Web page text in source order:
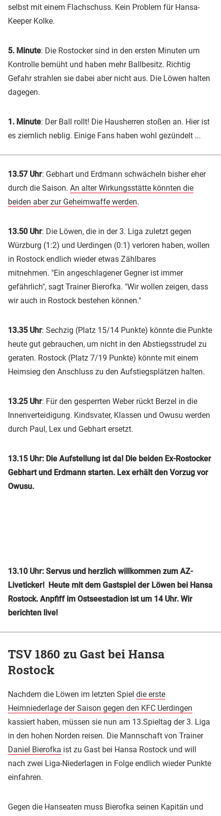
selbst mit einem Flachschuss. Kein Problem für Hansa-
Keeper Kolke.
5. Minute: Die Rostocker sind in den ersten Minuten um
Kontrolle bemüht und haben mehr Ballbesitz. Richtig
Gefahr strahlen sie dabei aber nicht aus. Die Löwen halten
dagegen.
1. Minute: Der Ball rollt! Die Hausherren stoßen an. Hier ist
es ziemlich neblig. Einige Fans haben wohl gezündelt ...
13.57 Uhr: Gebhart und Erdmann schwächeln bisher eher
durch die Saison. An alter Wirkungsstätte könnten die
beiden aber zur Geheimwaffe werden.
13.50 Uhr: Die Löwen, die in der 3. Liga zuletzt gegen
Würzburg (1:2) und Uerdingen (0:1) verloren haben, wollen
in Rostock endlich wieder etwas Zählbares
mitnehmen. "Ein angeschlagener Gegner ist immer
gefährlich", sagt Trainer Bierofka. "Wir wollen zeigen, dass
wir auch in Rostock bestehen können."
13.35 Uhr: Sechzig (Platz 15/14 Punkte) könnte die Punkte
heute gut gebrauchen, um nicht in den Abstiegsstrudel zu
geraten. Rostock (Platz 7/19 Punkte) könnte mit einem
Heimsieg den Anschluss zu den Aufstiegsplätzen halten.
13.25 Uhr: Für den gesperrten Weber rückt Berzel in die
Innenverteidigung. Kindsvater, Klassen und Owusu werden
durch Paul, Lex und Gebhart ersetzt.
13.15 Uhr: Die Aufstellung ist da! Die beiden Ex-Rostocker
Gebhart und Erdmann starten. Lex erhält den Vorzug vor
Owusu.
13.10 Uhr: Servus und herzlich willkommen zum AZ-
Liveticker! Heute mit dem Gastspiel der Löwen bei Hansa
Rostock. Anpfiff im Ostseestadion ist um 14 Uhr. Wir
berichten live!
TSV 1860 zu Gast bei Hansa
Rostock
Nachdem die Löwen im letzten Spiel die erste
Heimniederlage der Saison gegen den KFC Uerdingen
kassiert haben, müssen sie nun am 13.Spieltag der 3. Liga
in den hohen Norden reisen. Die Mannschaft von Trainer
Daniel Bierofka ist zu Gast bei Hansa Rostock und will
nach zwei Liga-Niederlagen in Folge endlich wieder Punkte
einfahren.
Gegen die Hanseaten muss Bierofka seinen Kapitän und